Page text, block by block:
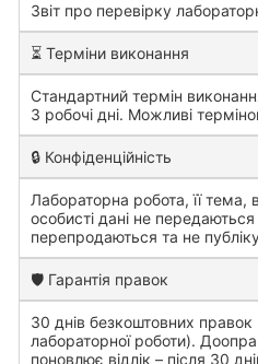
Звіт про перевірку
⏳ Терміни виконання
Стандартний термін
3 робочі дні. Можливі
🔒 Конфіденційність
Лабораторна робота, її тема,
особисті дані не
перепродаються та не
🛡️ Гарантія правок
30 днів безкоштовних правок
лабораторної роботи).
поновлює відлік – після 30